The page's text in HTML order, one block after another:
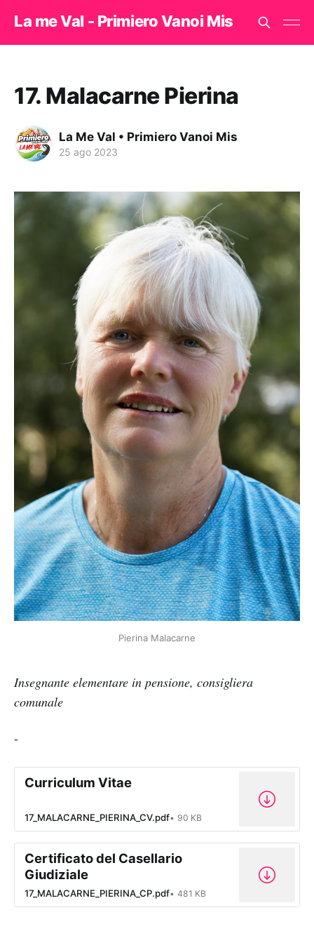
La me Val - Primiero Vanoi Mis
17. Malacarne Pierina
La Me Val • Primiero Vanoi Mis
25 ago 2023
Pierina Malacarne
Insegnante elementare in pensione, consigliera
comunale
-
Curriculum Vitae
17_MALACARNE_PIERINA_CV.pdf 90 KB
Certificato del Casellario
Giudiziale
17_MALACARNE_PIERINA_CP.pdf 481 KB